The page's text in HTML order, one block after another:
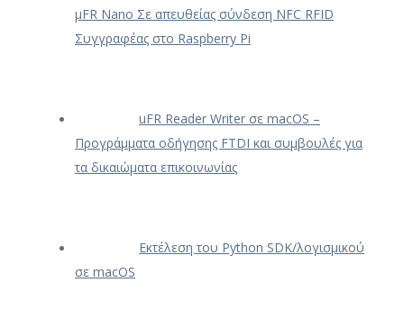
μFR Nano Σε απευθείας σύνδεση NFC RFID
Συγγραφέας στο Raspberry Pi
uFR Reader Writer σε macOS –
Προγράμματα οδήγησης FTDI και συμβουλές για
τα δικαιώματα επικοινωνίας
Εκτέλεση του Python SDK/λογισμικού
σε macOS